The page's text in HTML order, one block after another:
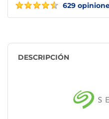
629
DESCRIPCIÓN